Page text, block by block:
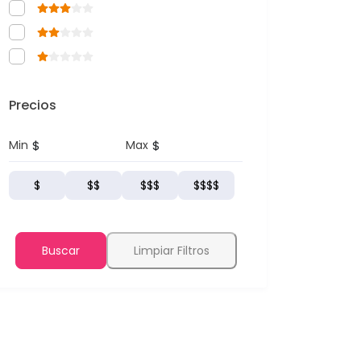
Precios
Min $ Max $
$ $$ $$$ $$$$
Buscar Limpiar Filtros